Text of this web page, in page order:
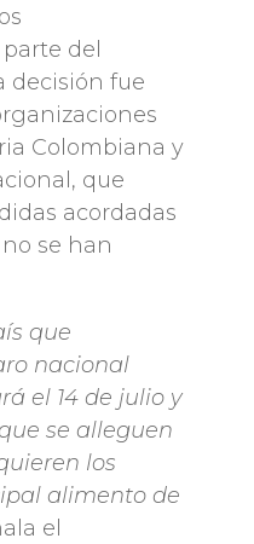
del
decisión fue
Colombiana y
que
acordadas
se han
que
nacional
el 14 de julio y
se alleguen
los
alimento de
el